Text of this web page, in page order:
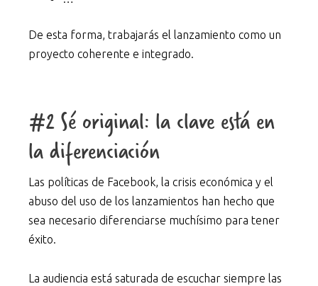
De esta forma, trabajarás el lanzamiento como un
proyecto coherente e integrado.
#2 Sé original: la clave está en
la diferenciación
Las políticas de Facebook, la crisis económica y el
abuso del uso de los lanzamientos han hecho que
sea necesario diferenciarse muchísimo para tener
éxito.
La audiencia está saturada de escuchar siempre las